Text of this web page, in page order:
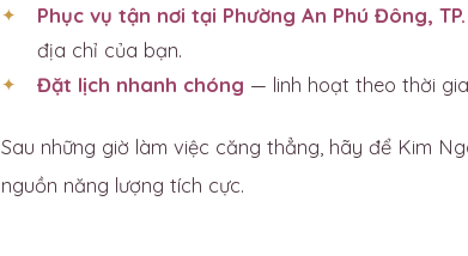
Phục vụ tận nơi tại Phường An Phú Đông, TP.
địa chỉ của bạn.
Đặt lịch nhanh chóng — linh hoạt theo thời
Sau những giờ làm việc căng thẳng, hãy để Kim
nguồn năng lượng tích cực.